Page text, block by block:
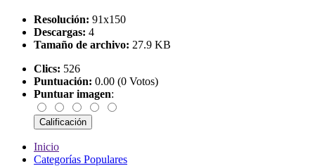
Resolución: 91x150
Descargas: 4
Tamaño de archivo: 27.9 KB
Clics: 526
Puntuación: 0.00 (0 Votos)
Puntuar imagen:
Inicio
Categorías Populares